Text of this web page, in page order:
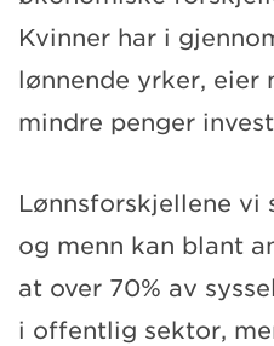
Kvinner har i
lønnende yrker, eier
mindre penger
Lønnsforskjellene vi
og menn kan blant
at over 70% av
i offentlig sektor,